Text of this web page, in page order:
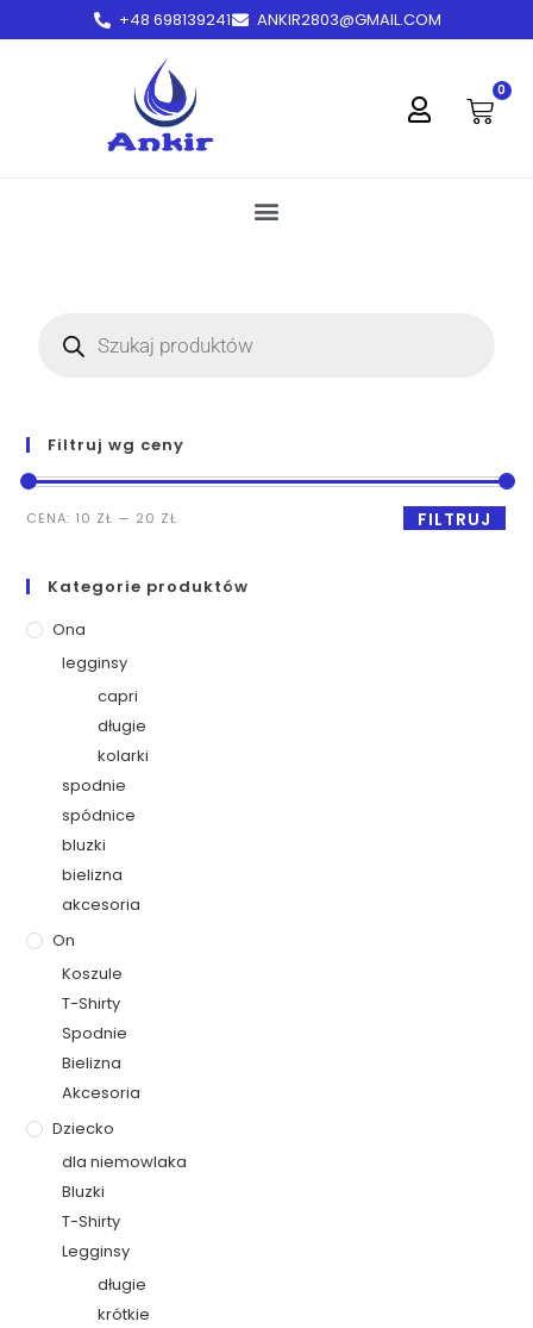
+48 698139241 ANKIR2803@GMAIL.COM
0
Filtruj wg ceny
FILTRUJ
CENA: 10 ZŁ — 20 ZŁ
Kategorie produktów
Ona
legginsy
capri
długie
kolarki
spodnie
spódnice
bluzki
bielizna
akcesoria
On
Koszule
T-Shirty
Spodnie
Bielizna
Akcesoria
Dziecko
dla niemowlaka
Bluzki
T-Shirty
Legginsy
długie
krótkie